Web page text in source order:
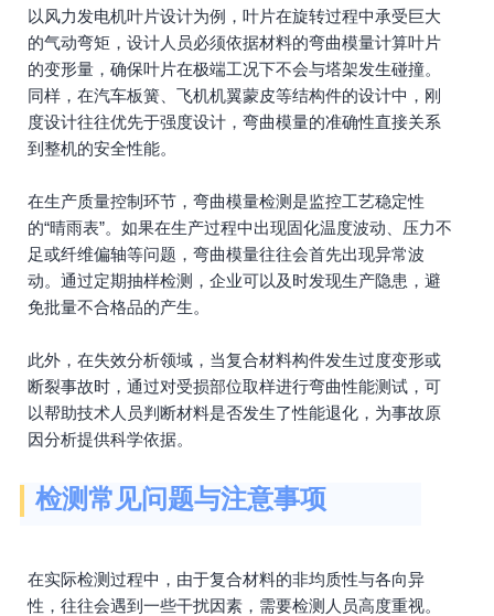
以风力发电机叶片设计为例，叶片在旋转过程中承受巨大
的气动弯矩，设计人员必须依据材料的弯曲模量计算叶片
的变形量，确保叶片在极端工况下不会与塔架发生碰撞。
同样，在汽车板簧、飞机机翼蒙皮等结构件的设计中，刚
度设计往往优先于强度设计，弯曲模量的准确性直接关系
到整机的安全性能。
在生产质量控制环节，弯曲模量检测是监控工艺稳定性
的“晴雨表”。如果在生产过程中出现固化温度波动、压力不
足或纤维偏轴等问题，弯曲模量往往会首先出现异常波
动。通过定期抽样检测，企业可以及时发现生产隐患，避
免批量不合格品的产生。
此外，在失效分析领域，当复合材料构件发生过度变形或
断裂事故时，通过对受损部位取样进行弯曲性能测试，可
以帮助技术人员判断材料是否发生了性能退化，为事故原
因分析提供科学依据。
检测常见问题与注意事项
在实际检测过程中，由于复合材料的非均质性与各向异
性，往往会遇到一些干扰因素，需要检测人员高度重视。